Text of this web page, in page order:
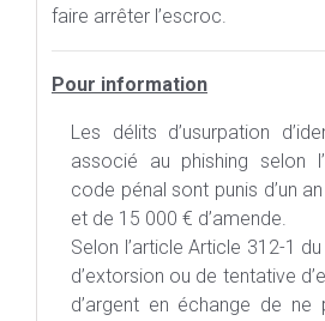
faire arrêter l’escroc.
Pour information
Les délits d’usurpation
associé au phishing selon
code pénal sont punis d’un
et de 15 000 € d’amende.
Selon l’article Article 312-1
d’extorsion ou de tentative
d’argent en échange de ne